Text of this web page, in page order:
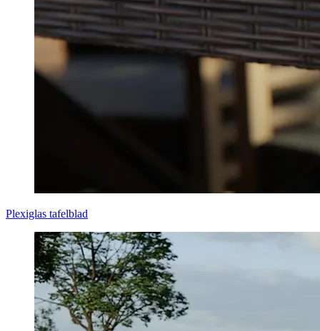
Plexiglas tafelblad